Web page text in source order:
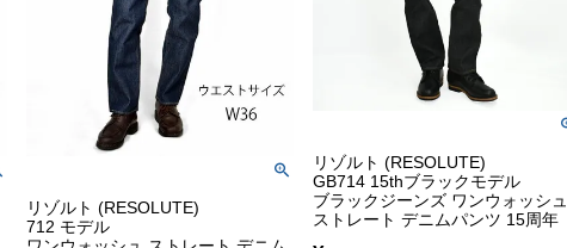
リゾルト (RESOLUTE)
712 モデル
リゾルト (RESOLUTE)
GB714 15thブラックモデル
ブラックジーンズ ワンウォッシュ
ストレート デニムパンツ 15周年